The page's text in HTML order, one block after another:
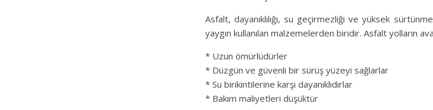
Asfalt, dayanıklılığı, su geçirmezliği ve yüksek
yaygın kullanılan malzemelerden biridir. Asfalt yolların
* Uzun ömürlüdürler
* Düzgün ve güvenli bir sürüş yüzeyi sağlarlar
* Su birikintilerine karşı dayanıklıdırlar
* Bakım maliyetleri düşüktür